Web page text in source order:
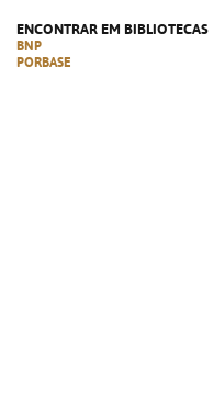
ENCONTRAR EM BIBLIOTECAS
BNP
PORBASE